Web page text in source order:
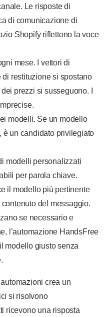
Le risposte di
di comunicazione di
Shopify riflettono la voce
mese. I vettori di
restituzione si spostano
prezzi si susseguono. I
modelli. Se un modello
è un candidato privilegiato
modelli personalizzati
per parola chiave.
il modello più pertinente
del messaggio.
se necessario e
l’automazione HandsFree
modello giusto senza
crea un
si risolvono
ricevono una risposta